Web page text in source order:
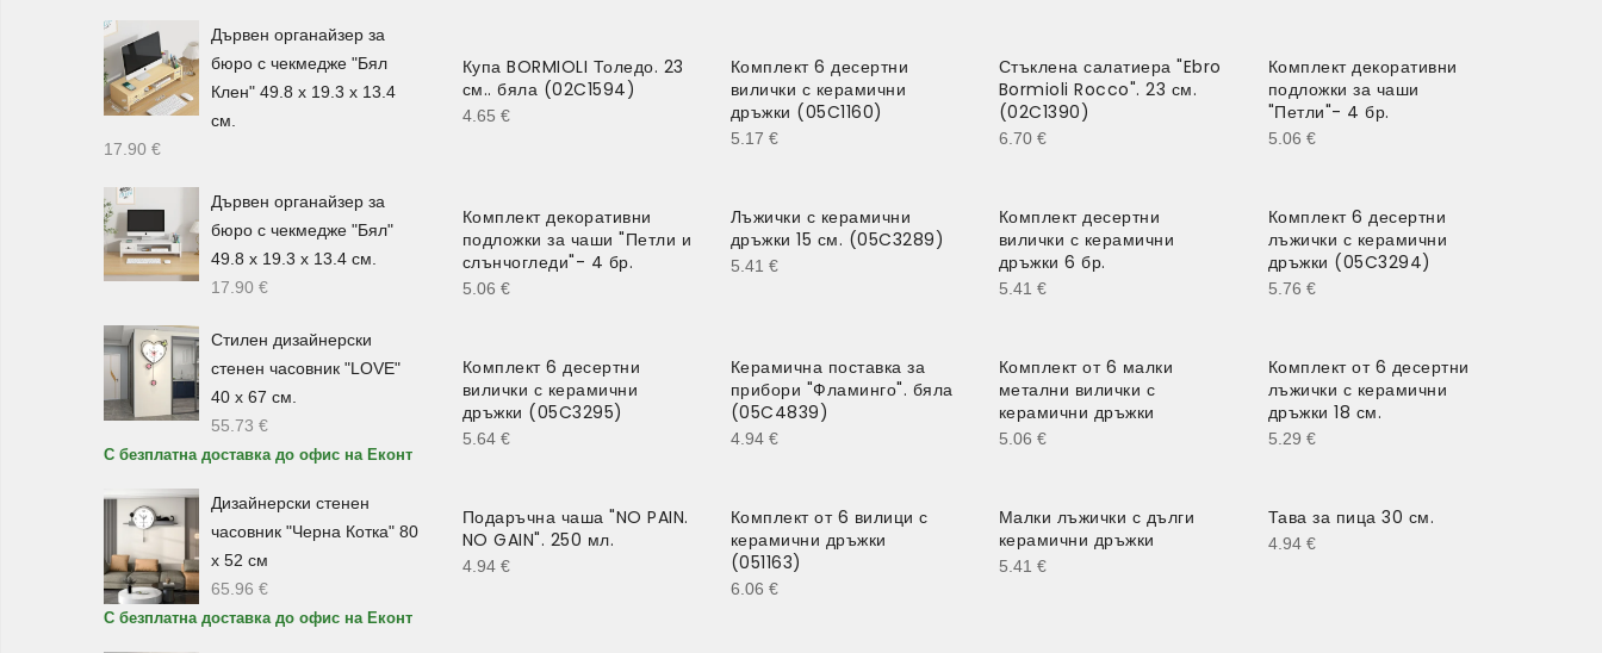
Купа BORMIOLI Толедо. 23
см.. бяла (02C1594)
4.65 €
Комплект 6 десертни
вилички с керамични
дръжки (05C1160)
5.17 €
Стъклена салатиера "Ebro
Bormioli Rocco". 23 см.
(02C1390)
6.70 €
Комплект декоративни
подложки за чаши
"Петли"- 4 бр.
5.06 €
Комплект декоративни
подложки за чаши "Петли и
слънчогледи"- 4 бр.
5.06 €
Лъжички с керамични
дръжки 15 см. (05C3289)
5.41 €
Комплект десертни
вилички с керамични
дръжки 6 бр.
5.41 €
Комплект 6 десертни
лъжички с керамични
дръжки (05C3294)
5.76 €
Комплект 6 десертни
вилички с керамични
дръжки (05C3295)
5.64 €
Керамична поставка за
прибори "Фламинго". бяла
(05C4839)
4.94 €
Комплект от 6 малки
метални вилички с
керамични дръжки
5.06 €
Комплект от 6 десертни
лъжички с керамични
дръжки 18 см.
5.29 €
Подаръчна чаша "NO PAIN.
NO GAIN". 250 мл.
4.94 €
Комплект от 6 вилици с
керамични дръжки
(051163)
6.06 €
Малки лъжички с дълги
керамични дръжки
5.41 €
Тава за пица 30 см.
4.94 €
Дървен органайзер за
бюро с чекмедже "Бял
Клен" 49.8 х 19.3 х 13.4
см.
17.90 €
Дървен органайзер за
бюро с чекмедже "Бял"
49.8 х 19.3 х 13.4 см.
17.90 €
Стилен дизайнерски
стенен часовник "LOVE"
40 х 67 см.
55.73 €
С безплатна доставка до офис на Еконт
Дизайнерски стенен
часовник "Черна Котка" 80
х 52 см
65.96 €
С безплатна доставка до офис на Еконт